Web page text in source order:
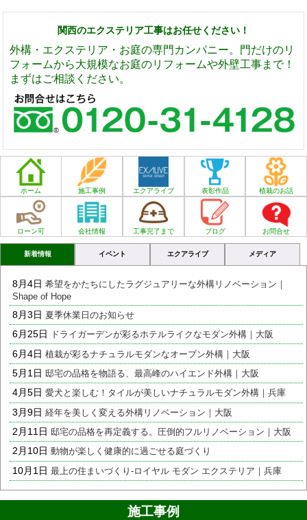
関西のエクステリア工事はお任せください！
外構・エクステリア・お庭の専門カンパニー。門だけのリ
フォームから大規模なお庭のリフォームや外壁工事まで！
まずはご相談ください。
ホーム 施工事例 エクアライブ 表彰作品 植栽のお話
ローン可 会社情報 工事完了まで ブログ お問合せ
新着情報 イベント エクアライブ メディア
8月4日希望をかたちにしたラグジュアリーな外構リノベーション｜
Shape of Hope
8月3日 夏季休業日のお知らせ
6月25日 ドライガーデンが彩るホテルライクなモダン外構｜大阪
6月4日植栽が彩るナチュラルモダンなオープン外構｜大阪
5月1日 邸宅の品格を物語る、最高峰のハイエンド外構｜大阪
4月5日愛犬と楽しむ！タイルが美しいナチュラルモダン外構｜兵庫
3月9日経年を美しく変える外構リノベーション｜大阪
2月11日 邸宅の品格を再定義する。圧倒的フルリノベーション｜大阪
2月10日動物が楽しく健康的に過ごせる庭づくり
10月1日最上の住まいづくり-ロイヤル モダン エクステリア｜兵庫
施工事例